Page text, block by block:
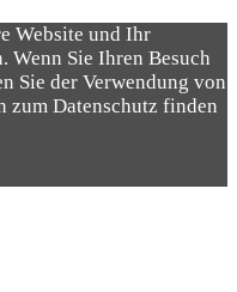
Website und Ihr
Wenn Sie Ihren Besuch
Sie der Verwendung von
zum Datenschutz finden